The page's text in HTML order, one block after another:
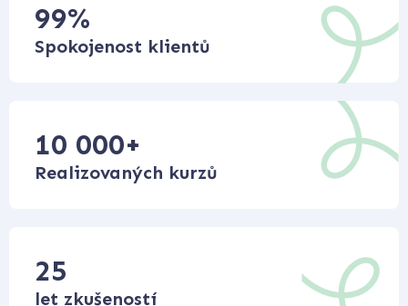
99%
Spokojenost klientů
10 000+
Realizovaných kurzů
25
let zkušeností